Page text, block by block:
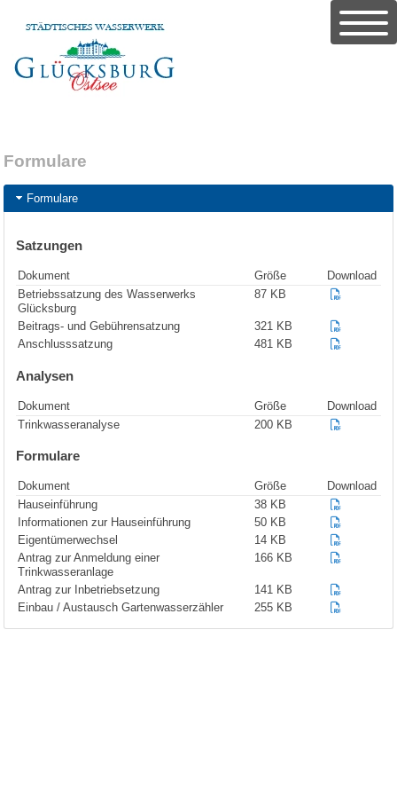
Formulare
Formulare
Satzungen
Dokument Größe
Download
Betriebssatzung des Wasserwerks
Glücksburg
87 KB
Beitrags- und Gebührensatzung
321 KB
Anschlusssatzung
481 KB
Analysen
Dokument Größe
Download
Trinkwasseranalyse
200 KB
Formulare
Dokument Größe
Download
Hauseinführung
38 KB
Informationen zur Hauseinführung
50 KB
Eigentümerwechsel
14 KB
Antrag zur Anmeldung einer
Trinkwasseranlage
166 KB
Antrag zur Inbetriebsetzung
141 KB
Einbau / Austausch Gartenwasserzähler
255 KB